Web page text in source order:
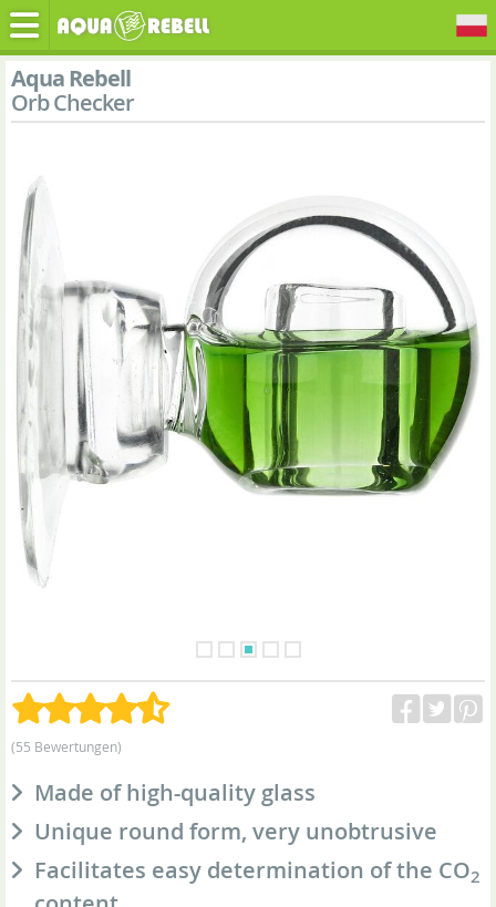
Aqua Rebell
Orb Checker
(55 Bewertungen)
Made of high-quality glass
Unique round form, very unobtrusive
Facilitates easy determination of the CO2